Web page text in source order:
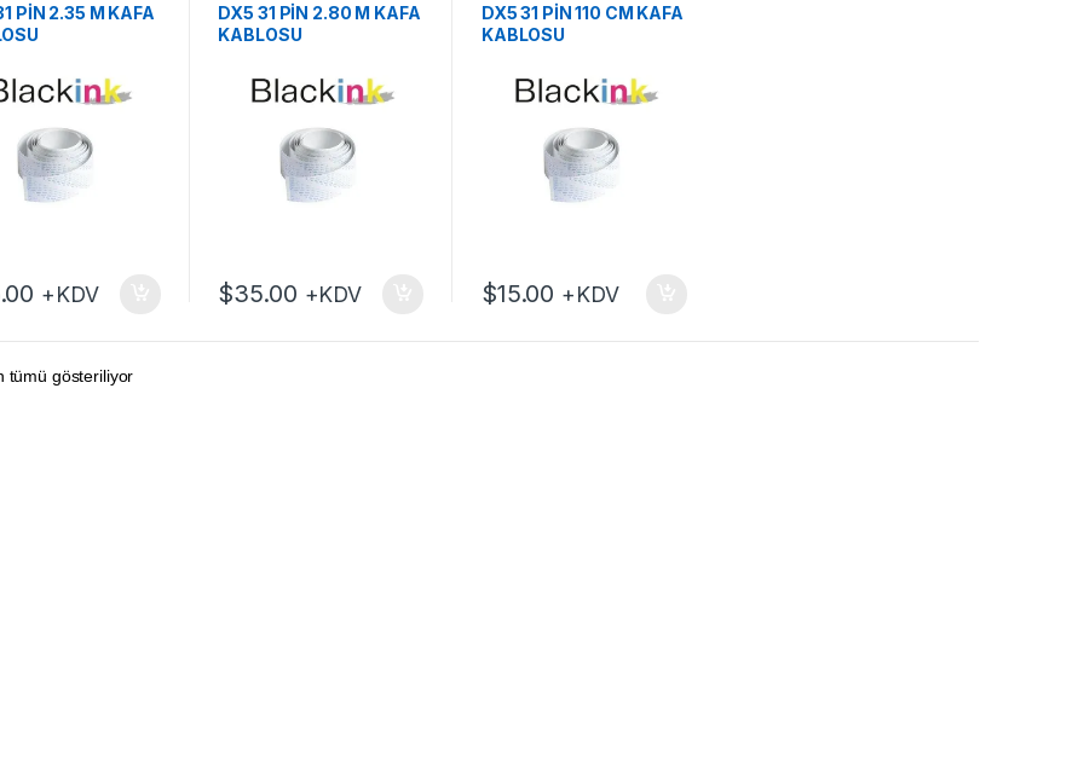
PİN 2.35 M KAFA
+KDV
DX5 31 PİN 2.80 M KAFA
KABLOSU
$35.00 +KDV
DX5 31 PİN 110 CM KAFA
KABLOSU
$15.00 +KDV
tümü gösteriliyor